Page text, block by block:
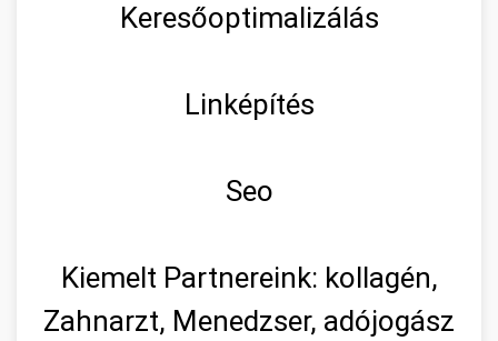
Keresőoptimalizálás
Linképítés
Seo
Kiemelt Partnereink: kollagén,
Zahnarzt, Menedzser, adójogász